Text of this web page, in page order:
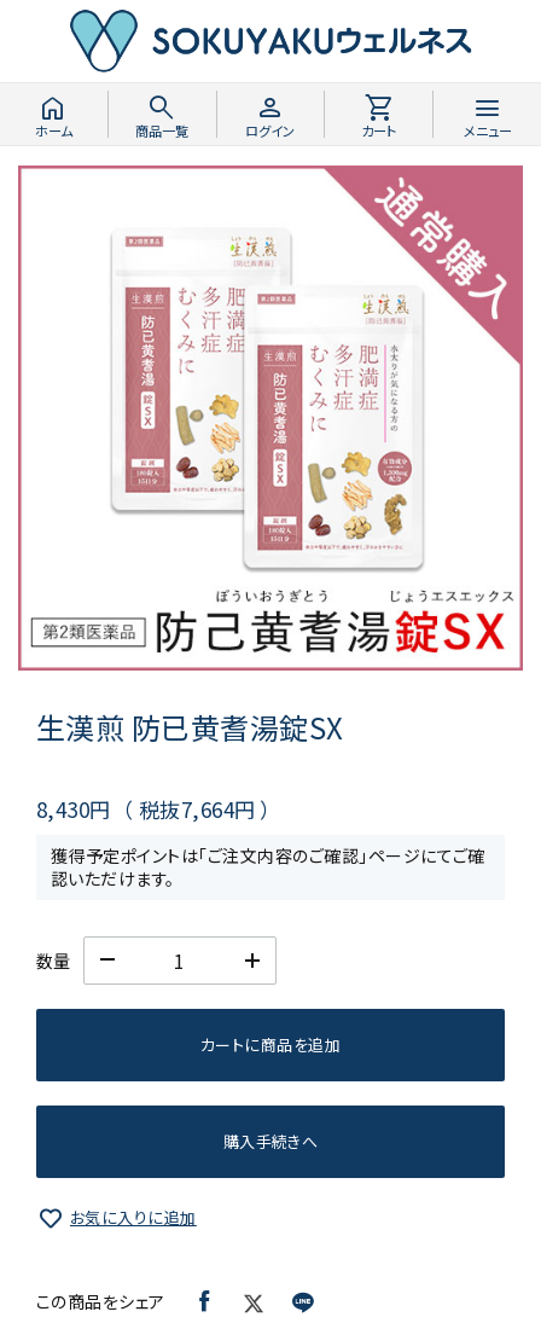
home
ホーム
search
商品一覧
person
ログイン
shopping_cart
カート
menu
メニュー
生漢煎 防已黄耆湯錠SX
8,430円 （ 税抜7,664円 ）
獲得予定ポイントは「ご注文内容のご確認」ページにてご確
認いただけます。
数量
カートに商品を追加
購入手続きへ
お気に入りに追加
この商品をシェア